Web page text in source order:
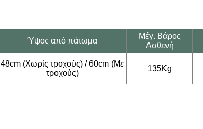
Ύψος από πάτωμα
Μέγ. Βάρος
Ασθενή
48cm (Χωρίς τροχούς) / 60cm (Με
τροχούς)
135Kg